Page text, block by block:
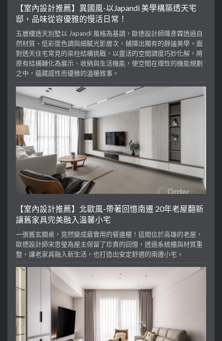
【室內設計推薦】異國風-以Japandi 美學構築透天宅
邸，品味從容優雅的慢活日常！
五層樓透天別墅以 Japandi 風格為基調，歐德設計師陳彥霖透過自
然材質、低彩度色調與細膩光影層次，鋪陳出獨有的靜謐美學。面
對透天住宅常見的梁柱結構挑戰，以靈活的空間調度巧妙化解，將
原有結構轉化為展示、收納與生活機能，使空間在理性的機能規劃
之中，蘊藏感性而優雅的溫暖敘事。
【室內設計推薦】北歐風-帶著回憶南遷 20年老屋翻新
讓舊家具完美融入溫馨小宅
一張舊玄關桌，竟然變成最實用的餐邊櫃！這間位於高雄的老屋，
歐德設計師宋思瑩為屋主保留了珍貴的回憶，透過系統櫃與材質重
整，讓老家具融入新生活，也打造出安定舒適的南遷小宅。